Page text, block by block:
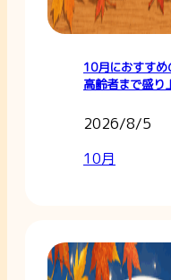
10月におすす
高齢者まで盛り
2026/8/5
10月